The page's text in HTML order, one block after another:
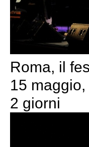
Roma, il
15
2 giorni